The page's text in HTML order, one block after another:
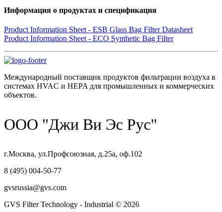
Информация о продуктах и спецификация
Product Information Sheet - ESB Glass Bag Filter Datasheet
Product Information Sheet - ECO Synthetic Bag Filter
Международный поставщик продуктов фильтрации воздуха в
системах HVAC и HEPA для промышленных и коммерческих
объектов.
ООО "Джи Ви Эс Рус"
г.Москва, ул.Профсоюзная, д.25а, оф.102
8 (495) 004-50-77
gvsrussia@gvs.com
GVS Filter Technology - Industrial © 2026